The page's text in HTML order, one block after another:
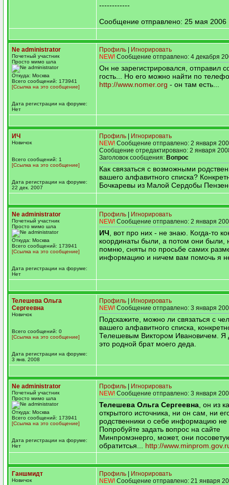
------------
Сообщение отправлено: 25 мая 2006
Ne administrator
Почетный участник
Просто мимо шла
Откуда: Москва
Всего сообщений: 173941
[Ссылка на это сообщение]
Дата регистрации на форуме:
Нет
Профиль
Игнорировать
NEW! Сообщение отправлено: 4 декабря
Он не зарегистрировался, отправил
гость... Но его можно найти по
http://www.nomer.org - он там есть...
ИЧ
Новичок
Всего сообщений: 1
[Ссылка на это сообщение]
Дата регистрации на форуме:
22 дек. 2007
Профиль
Игнорировать
NEW! Сообщение отправлено: 2 января
Сообщение отредактировано: 2 января
Заголовок сообщения: Вопрос
Как связаться с возможными
вашего алфавитного списка?
Бочкаревы из Малой Сердобы
Ne administrator
Почетный участник
Просто мимо шла
Откуда: Москва
Всего сообщений: 173941
[Ссылка на это сообщение]
Дата регистрации на форуме:
Нет
Профиль
Игнорировать
NEW! Сообщение отправлено: 2 января
ИЧ , вот про них - не знаю. Когда-то
координаты были, а потом они были,
помню, сняты по просьбе самих
информацию и ничем вам помочь я
Телешева Ольга
Сергеевна
Новичок
Всего сообщений: 0
[Ссылка на это сообщение]
Дата регистрации на форуме:
3 янв. 2008
Профиль
Игнорировать
NEW! Сообщение отправлено: 3 января
Подскажите, можно ли связаться с
вашего алфавитного списка,
Телешевым Виктором Ивановичем. Я
это родной брат моего деда.
Ne administrator
Почетный участник
Просто мимо шла
Откуда: Москва
Всего сообщений: 173941
[Ссылка на это сообщение]
Дата регистрации на форуме:
Нет
Профиль
Игнорировать
NEW! Сообщение отправлено: 3 января
Телешева Ольга Сергеевна , он из
открытого источника, ни он сам, ни
родственники о себе информацию
Попробуйте задать вопрос на сайте
Минпромэнерго, может, они
обратитсья... http://
Ганшмидт
Новичок
Профиль
Игнорировать
NEW! Сообщение отправлено: 21 января